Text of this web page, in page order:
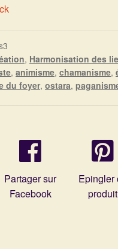
, Harmonisation des
,animisme,chamanisme,
du foyer,ostara,
Partager sur
Facebook
Epingler
produit